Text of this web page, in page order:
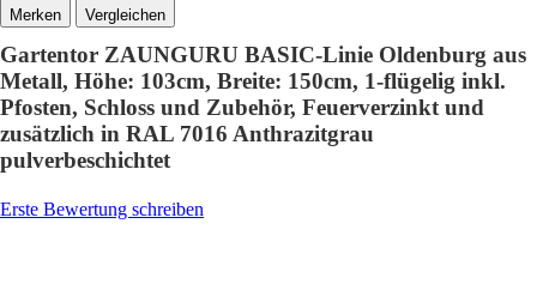
Vergleichen
Gartentor ZAUNGURU BASIC-Linie Oldenburg aus
Metall, Höhe: 103cm, Breite: 150cm, 1-flügelig inkl.
Pfosten, Schloss und Zubehör, Feuerverzinkt und
zusätzlich in RAL 7016 Anthrazitgrau
pulverbeschichtet
Erste Bewertung schreiben